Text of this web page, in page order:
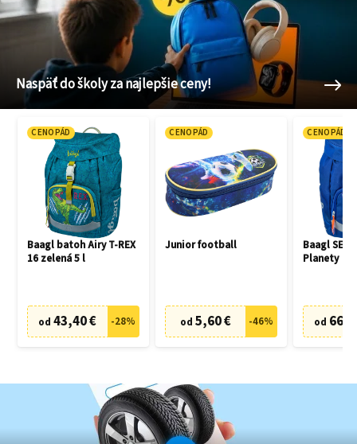
Naspäť do školy za najlepšie ceny!
CENOPÁD
Baagl batoh Airy T-REX
16 zelená 5 l
od 43,40 € -28%
CENOPÁD
Junior football
od 5,60 € -46%
CENOPÁD
Baagl SET
Planety
od